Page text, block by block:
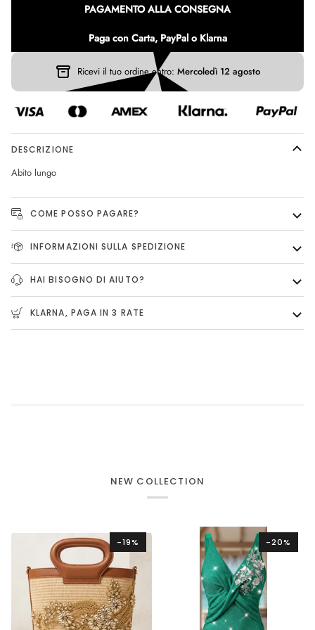
PAGAMENTO ALLA CONSEGNA
Paga con Carta, PayPal o Klarna
Ricevi il tuo ordine entro: Mercoledì 12 agosto
DESCRIZIONE
Abito lungo
COME POSSO PAGARE?
INFORMAZIONI SULLA SPEDIZIONE
HAI BISOGNO DI AIUTO?
KLARNA, PAGA IN 3 RATE
NEW COLLECTION
-19% -20%